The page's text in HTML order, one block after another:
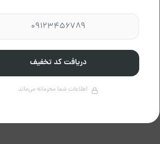
دریافت کد تخفیف
اطلاعات شما محرمانه می‌ماند